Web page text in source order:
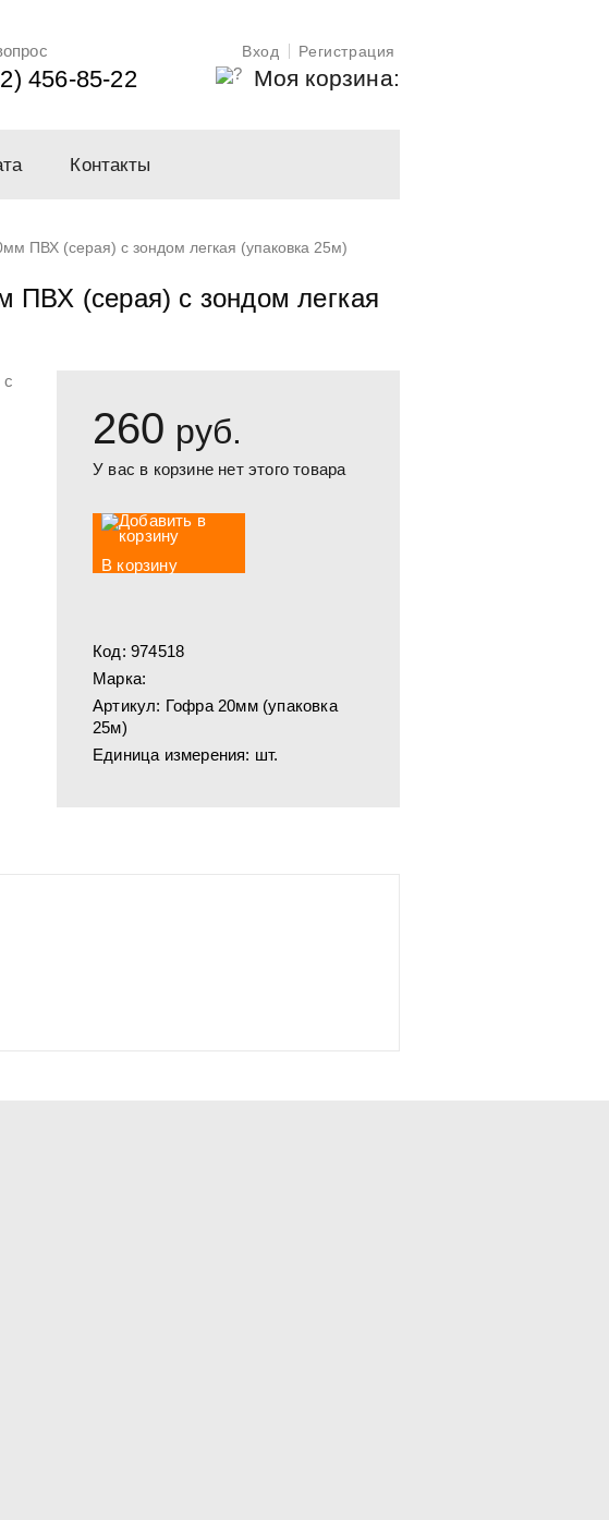
456-85-22
Регистрация
Вход
Моя корзина:
Контакты
ПВХ (серая) с зондом легкая (упаковка 25м)
ПВХ (серая) с зондом легкая
260 руб.
У вас в корзине нет этого товара
В корзину
Код: 974518
Марка:
Артикул: Гофра 20мм (упаковка
25м)
Единица измерения: шт.